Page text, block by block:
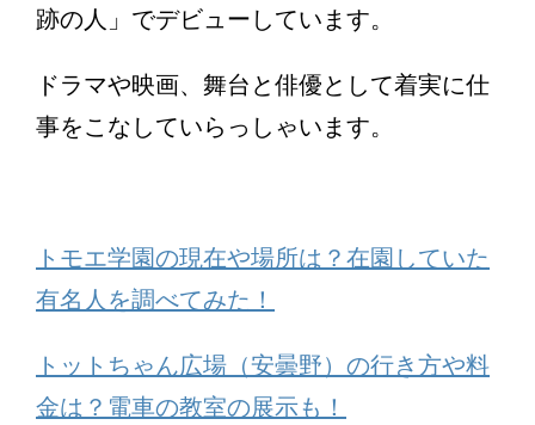
跡の人」でデビューしています。
ドラマや映画、舞台と俳優として着実に仕
事をこなしていらっしゃいます。
トモエ学園の現在や場所は？在園していた
有名人を調べてみた！
トットちゃん広場（安曇野）の行き方や料
金は？電車の教室の展示も！